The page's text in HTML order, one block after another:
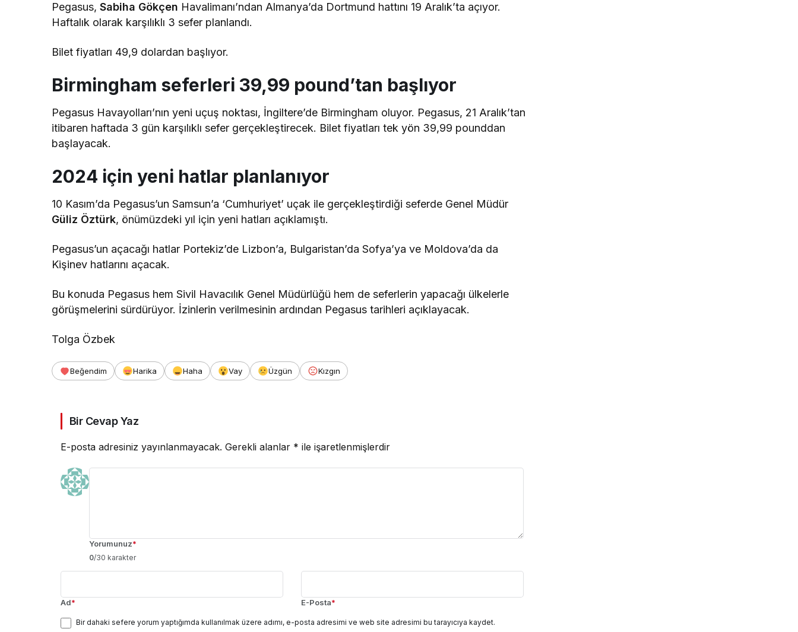
Pegasus,Sabiha Gökçen Havalimanı’ndan Almanya’da Dortmund hattını 19 Aralık’ta açıyor.
Haftalık olarak karşılıklı 3 sefer planlandı.
Bilet fiyatları 49,9 dolardan başlıyor.
Birmingham seferleri 39,99 pound’tan başlıyor
Pegasus Havayolları’nın yeni uçuş noktası, İngiltere’de Birmingham oluyor. Pegasus, 21 Aralık’tan
itibaren haftada 3 gün karşılıklı sefer gerçekleştirecek. Bilet fiyatları tek yön 39,99 pounddan
başlayacak.
2024 için yeni hatlar planlanıyor
10 Kasım’da Pegasus’un Samsun’a ‘Cumhuriyet’ uçak ile gerçekleştirdiği seferde Genel Müdür
Güliz Öztürk, önümüzdeki yıl için yeni hatları açıklamıştı.
Pegasus’un açacağı hatlar Portekiz’de Lizbon’a, Bulgaristan’da Sofya’ya ve Moldova’da da
Kişinev hatlarını açacak.
Bu konuda Pegasus hem Sivil Havacılık Genel Müdürlüğü hem de seferlerin yapacağı ülkelerle
görüşmelerini sürdürüyor. İzinlerin verilmesinin ardından Pegasus tarihleri açıklayacak.
Tolga Özbek
Beğendim Harika Haha Vay Üzgün Kızgın
Bir Cevap Yaz
E-posta adresiniz yayınlanmayacak. Gerekli alanlar * ile işaretlenmişlerdir
Yorumunuz*
0/30 karakter
Ad* E-Posta*
Bir dahaki sefere yorum yaptığımda kullanılmak üzere adımı, e-posta adresimi ve web site adresimi bu tarayıcıya kaydet.